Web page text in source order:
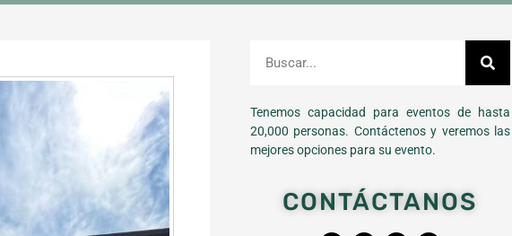
Tenemos capacidad para eventos de hasta
20,000 personas. Contáctenos y veremos las
mejores opciones para su evento.
CONTÁCTANOS